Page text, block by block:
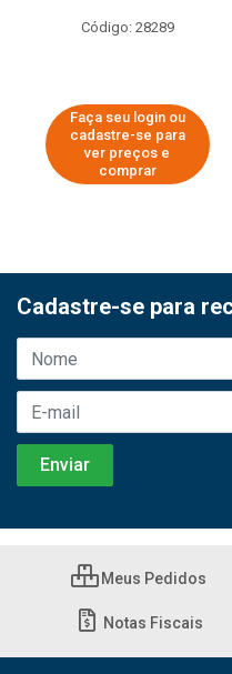
Código: 28289
Faça seu login ou
cadastre-se para
ver preços e
comprar
Cadastre-se para
Meus Pedidos
Notas Fiscais